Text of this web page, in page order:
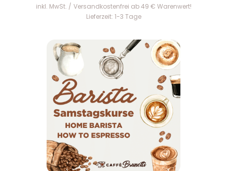
inkl. MwSt.
Versandkostenfrei ab 49 € Warenwert!
Lieferzeit: 1-3 Tage